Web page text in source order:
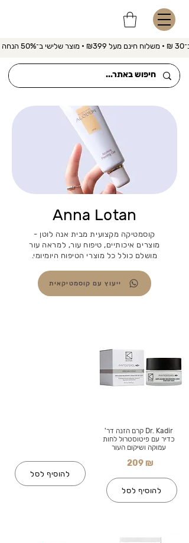
הנחה
Anna Lotan
קוסמטיקה מקצועית מבית אנה לוטן -
מוצרים איכותיים, טיפוח עור, למראה עור
מושלם כולל כל מוצרי הטיפוח היומיומי.
ייעוץ עם קוסמטיקאית
להוסיף לסל
Dr. Kadir קרם הזנה דר'
כדיר עם פיטוסטרול לחות
עמוקה ושיקום העור
209 ₪
להוסיף לסל